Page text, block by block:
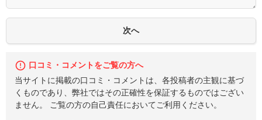
口コミ・コメントをご覧の方へ
当サイトに掲載の口コミ・コメントは、各投稿者の主観に基づ
くものであり、弊社ではその正確性を保証するものではござい
ません。 ご覧の方の自己責任においてご利用ください。